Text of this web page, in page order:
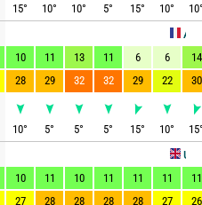
ARPEGE
UKMO
15° 10° 10° 5° 15° 10° 10
10 11 13 11 6 6
14
28 29 32 32 29 22 30
10° 5° 5° 5° 15° 10° 15
10 11 10 11 11 11
11
27 28 28 28 28 27 26